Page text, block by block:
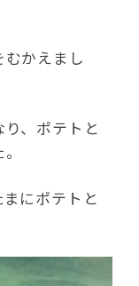
かえまし
、ポテトと
にポテトと